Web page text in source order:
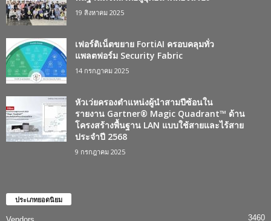
19 สิงหาคม 2025
เฟอร์ติเน็ตขยาย FortiAI ครอบคลุมทั่ว
แพลตฟอร์ม Security Fabric
14 กรกฎาคม 2025
หัวเว่ยครองตำแหน่งผู้นำสามปีซ้อนใน
รายงาน Gartner® Magic Quadrant™ ด้าน
โครงสร้างพื้นฐาน LAN แบบใช้สายและไร้สาย
ประจำปี 2568
9 กรกฎาคม 2025
ประเภทยอดนิยม
3460